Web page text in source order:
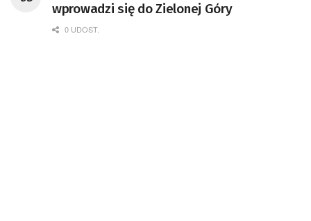
wprowadzi się do Zielonej Góry
0 UDOST.